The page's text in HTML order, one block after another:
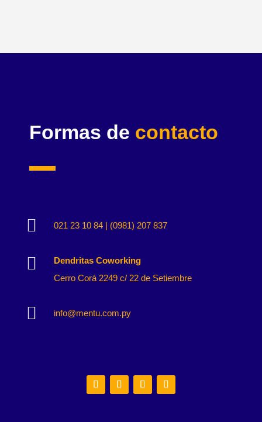
Formas de contacto
 021 23 10 84 | (0981) 207 837

Dendritas Coworking
Cerro Corá 2249 c/ 22 de Setiembre
 info@mentu.com.py